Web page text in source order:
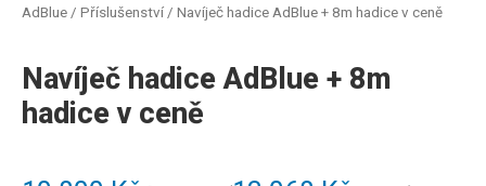
AdBlue / Příslušenství / Navíječ hadice AdBlue + 8m hadice v ceně
Navíječ hadice AdBlue + 8m
hadice v ceně